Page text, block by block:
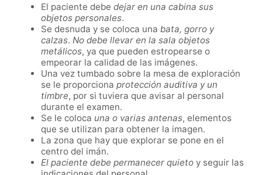
El paciente debe dejar en una cabina sus
objetos personales.
Se desnuda y se coloca una bata, gorro y
calzas. No debe llevar en la sala objetos
metálicos, ya que pueden estropearse o
empeorar la calidad de las imágenes.
Una vez tumbado sobre la mesa de exploración
se le proporciona protección auditiva y un
timbre, por si tuviera que avisar al personal
durante el examen.
Se le coloca una o varias antenas, elementos
que se utilizan para obtener la imagen.
La zona que hay que explorar se pone en el
centro del imán.
El paciente debe permanecer quieto y seguir las